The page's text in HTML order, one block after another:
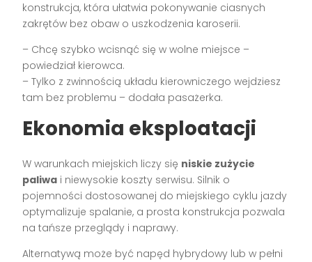
konstrukcja, która ułatwia pokonywanie ciasnych
zakrętów bez obaw o uszkodzenia karoserii.
– Chcę szybko wcisnąć się w wolne miejsce –
powiedział kierowca.
– Tylko z zwinnością układu kierowniczego wejdziesz
tam bez problemu – dodała pasażerka.
Ekonomia eksploatacji
W warunkach miejskich liczy się niskie zużycie
paliwa i niewysokie koszty serwisu. Silnik o
pojemności dostosowanej do miejskiego cyklu jazdy
optymalizuje spalanie, a prosta konstrukcja pozwala
na tańsze przeglądy i naprawy.
Alternatywą może być napęd hybrydowy lub w pełni